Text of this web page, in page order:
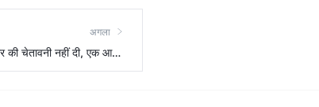
की चेतावनी नहीं दी, एक आदेश
जिसके कारण मेरे लिए कई नुक
अगला